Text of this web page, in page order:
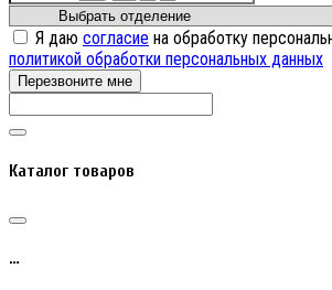
Я даю согласие на обработку
политикой обработки персональных данных
Перезвоните мне
Каталог товаров
…